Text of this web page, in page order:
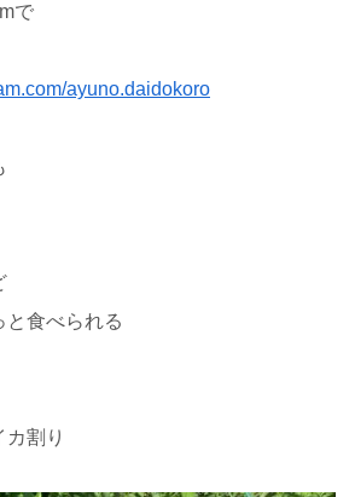
で
ayuno.daidokoro
と食べられる
割り